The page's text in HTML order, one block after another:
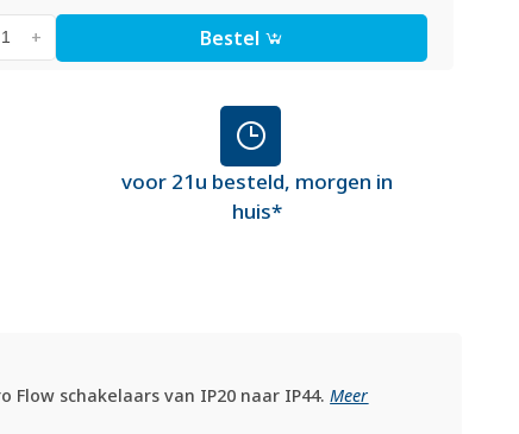
+ Bestel
voor 21u besteld, morgen in
huis*
schakelaars van IP20 naar IP44.Meer